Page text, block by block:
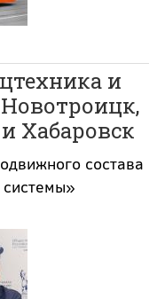
и
Хабаровск
состава